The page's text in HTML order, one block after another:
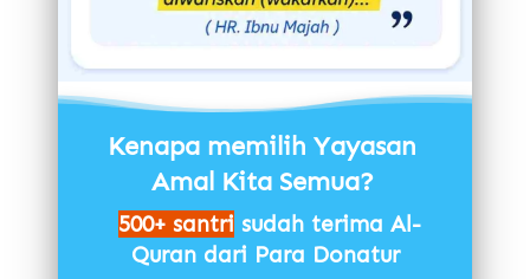
Kenapa memilih Yayasan
Amal Kita Semua?
500+ santri sudah terima Al-
Quran dari Para Donatur